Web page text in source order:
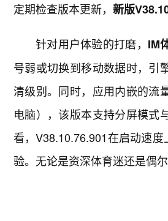
定期检查版本更新， 新版
针对用户体验的打磨， IM
号弱或切换到移动数据时，引
清级别。同时，应用内嵌的流
电脑），该版本支持分屏模式
看，V38.10.76.901在启动速
验。无论是资深体育迷还是偶